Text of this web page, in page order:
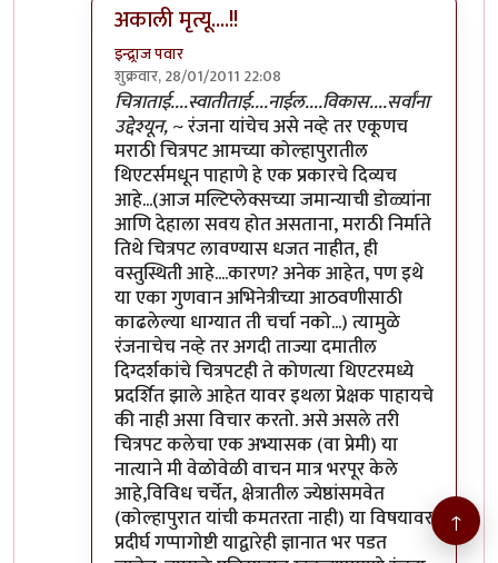
अकाली मृत्यू....!!
इन्द्र्राज पवार
शुक्रवार, 28/01/2011 22:08
In reply toअरेच्च्या! इंद्रराजपवारbyNile
चित्राताई....स्वातीताई....नाईल....विकास....सर्वांना
उद्देश्यून,~ रंजना यांचेच असे नव्हे तर एकूणच
मराठी चित्रपट आमच्या कोल्हापुरातील
थिएटर्समधून पाहाणे हे एक प्रकारचे दिव्यच
आहे...(आज मल्टिप्लेक्सच्या जमान्याची डोळ्यांना
आणि देहाला सवय होत असताना, मराठी निर्माते
तिथे चित्रपट लावण्यास धजत नाहीत, ही
वस्तुस्थिती आहे....कारण? अनेक आहेत, पण इथे
या एका गुणवान अभिनेत्रीच्या आठवणीसाठी
काढलेल्या धाग्यात ती चर्चा नको...) त्यामुळे
रंजनाचेच नव्हे तर अगदी ताज्या दमातील
दिग्दर्शकांचे चित्रपटही ते कोणत्या थिएटरमध्ये
प्रदर्शित झाले आहेत यावर इथला प्रेक्षक पाहायचे
की नाही असा विचार करतो. असे असले तरी
चित्रपट कलेचा एक अभ्यासक (वा प्रेमी) या
नात्याने मी वेळोवेळी वाचन मात्र भरपूर केले
आहे,विविध चर्चेत, क्षेत्रातील ज्येष्ठांसमवेत
(कोल्हापुरात यांची कमतरता नाही) या विषयावर
प्रदीर्घ गप्पागोष्टी याद्वारेही ज्ञानात भर पडत
↑